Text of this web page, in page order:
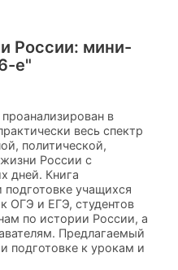
России: мини-
е"
в
весь спектр
политической,
России с
дней. Книга
учащихся
ОГЭ и ЕГЭ, студентов
по истории России, а
Предлагаемый
подготовке к урокам и